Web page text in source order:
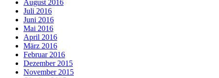
August 2016
Juli 2016
Juni 2016
Mai 2016
April 2016
März 2016
Februar 2016
Dezember 2015
November 2015